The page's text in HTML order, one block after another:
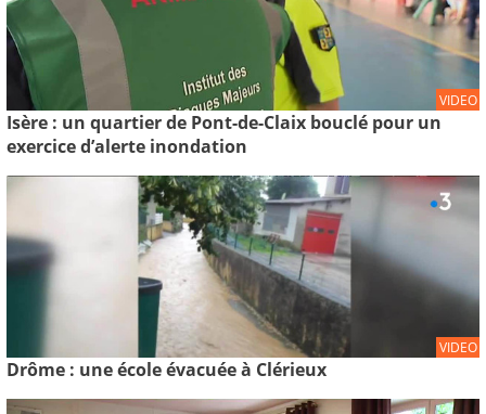
VIDEO
Isère : un quartier de Pont-de-Claix bouclé pour un
exercice d’alerte inondation
VIDEO
Drôme : une école évacuée à Clérieux